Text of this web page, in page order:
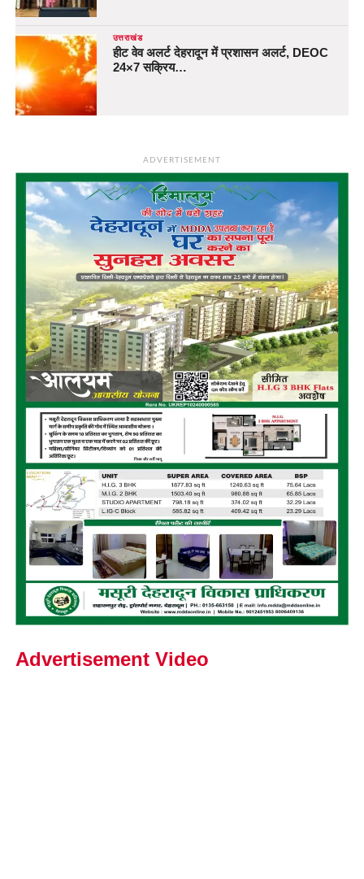
उत्तराखंड
हीट वेव अलर्ट देहरादून में प्रशासन अलर्ट, DEOC
24×7 सक्रिय…
ADVERTISEMENT
Advertisement Video